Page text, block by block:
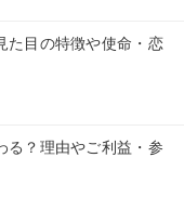
た目の特徴や使命・恋
る？理由やご利益・参